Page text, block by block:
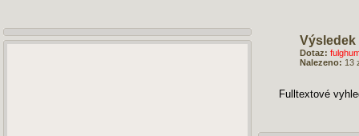
Výsledek
Dotaz:
Nalezeno: 13
Fulltextové